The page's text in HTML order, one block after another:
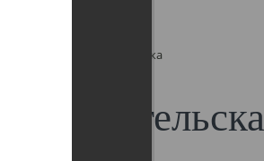
собор Архангельска
Архангельска